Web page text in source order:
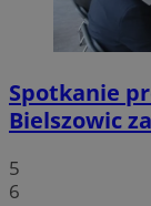
Spotkanie
Bielszowic
5
6